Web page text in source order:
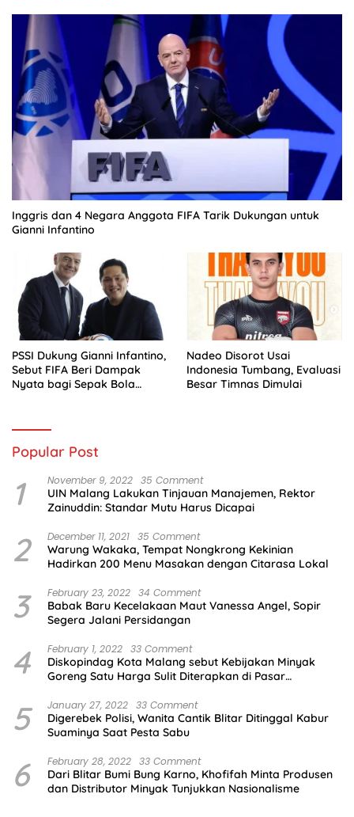
Inggris dan 4 Negara Anggota FIFA Tarik Dukungan untuk
Gianni Infantino
PSSI Dukung Gianni Infantino,
Sebut FIFA Beri Dampak
Nyata bagi Sepak Bola
Nadeo Disorot Usai
Indonesia Tumbang, Evaluasi
Besar Timnas Dimulai
Popular Post
1 November 9, 2022 35 Comment
UIN Malang Lakukan Tinjauan Manajemen, Rektor
Zainuddin: Standar Mutu Harus Dicapai
2 December 11, 2021 35 Comment
Warung Wakaka, Tempat Nongkrong Kekinian
Hadirkan 200 Menu Masakan dengan Citarasa Lokal
3 February 23, 2022 34 Comment
Babak Baru Kecelakaan Maut Vanessa Angel, Sopir
Segera Jalani Persidangan
4 February 1, 2022 33 Comment
Diskopindag Kota Malang sebut Kebijakan Minyak
Goreng Satu Harga Sulit Diterapkan di Pasar
5 January 27, 2022 33 Comment
Digerebek Polisi, Wanita Cantik Blitar Ditinggal Kabur
Suaminya Saat Pesta Sabu
6 February 28, 2022 33 Comment
Dari Blitar Bumi Bung Karno, Khofifah Minta Produsen
dan Distributor Minyak Tunjukkan Nasionalisme